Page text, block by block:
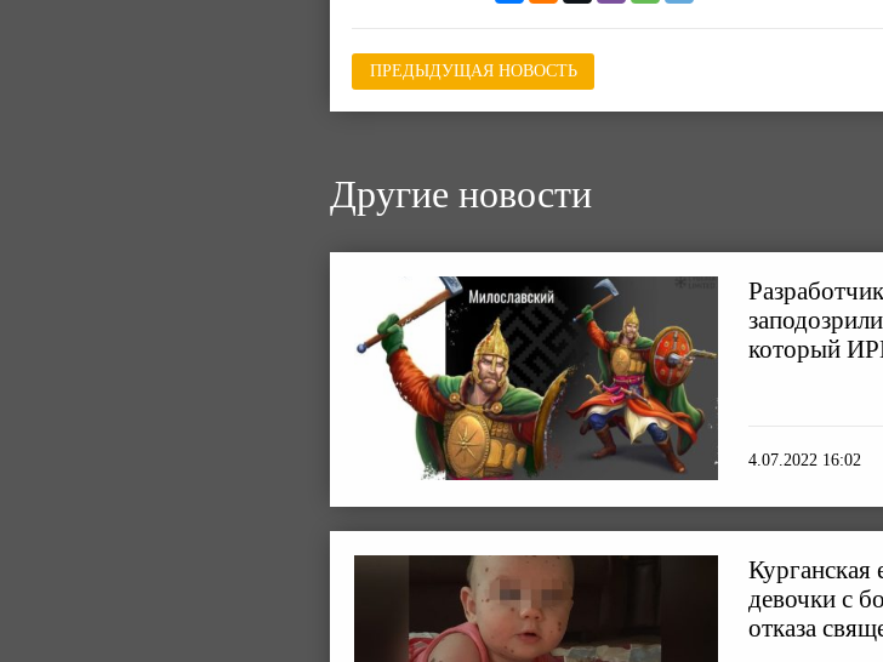
ПРЕДЫДУЩАЯ НОВОСТЬ
Другие новости
который
4.07.2022 16:02
Курганская
девочки с
отказа